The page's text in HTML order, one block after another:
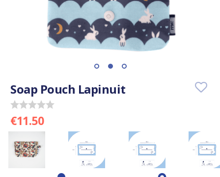
Soap Pouch Lapinuit
€11.50